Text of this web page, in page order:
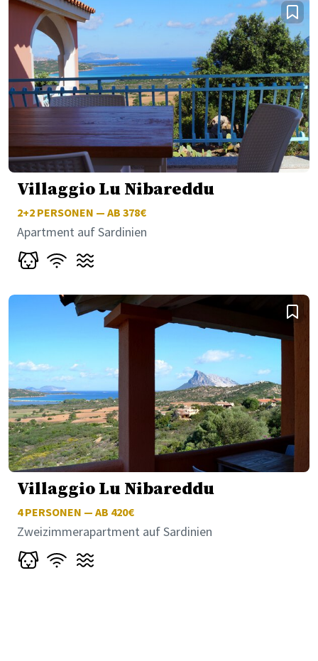
Villaggio Lu Nibareddu
2+2 PERSONEN — AB 378€
Apartment auf Sardinien
Villaggio Lu Nibareddu
4PERSONEN — AB 420€
Zweizimmerapartment auf Sardinien